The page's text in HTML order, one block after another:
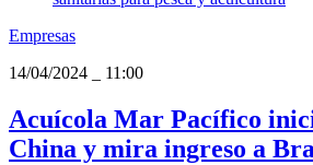
Empresas
14/04/2024
11:00
Acuícola Mar Pacífico
China y mira ingreso a